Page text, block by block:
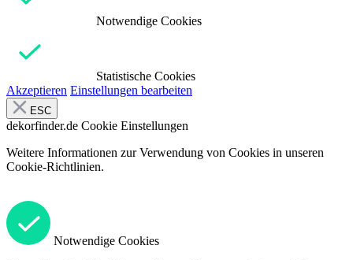
Notwendige Cookies
Statistische Cookies
Akzeptieren Einstellungen bearbeiten
ESC
dekorfinder.de Cookie Einstellungen
Weitere Informationen zur Verwendung von Cookies in unseren
Cookie-Richtlinien.
Notwendige Cookies